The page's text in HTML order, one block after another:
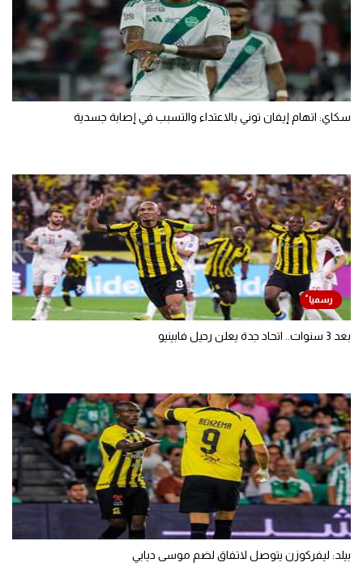
سكاي: اتهام إيفان توني بالاعتداء والتسبب في إصابة جسدية
بعد 3 سنوات.. اتحاد جدة يعلن رحيل فابينيو
بيلد: ليفركوزن يتوصل لاتفاق لضم موسى ديابي